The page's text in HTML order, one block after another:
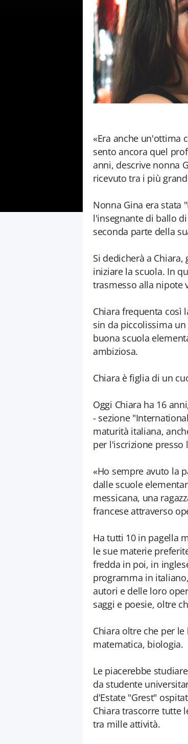
«Era anche un'ottima
sento ancora quel
anni, descrive nonna
ricevuto tra i più
Nonna Gina era stata
l'insegnante di ballo
seconda parte della
Si dedicherà a
iniziare la scuola. In
trasmesso alla nipote
Chiara frequenta così
sin da piccolissima
buona scuola
ambiziosa.
Chiara è figlia di un
Oggi Chiara ha 16
- sezione
maturità italiana,
per l'iscrizione presso
«Ho sempre avuto la
dalle scuole
messicana, una
francese attraverso
Ha tutti 10 in pagella
le sue materie
fredda in poi, in
programma in
autori e delle loro
saggi e poesie, oltre
Chiara oltre che per
matematica, biologia.
Le piacerebbe
da studente
d'Estate "Grest"
Chiara trascorre tutte
tra mille attività.